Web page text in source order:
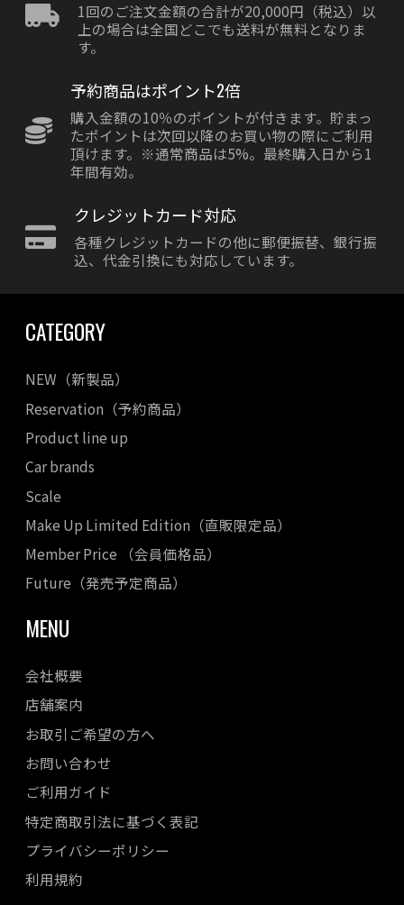
1回のご注文金額の合計が20,000円（税込）以
上の場合は全国どこでも送料が無料となりま
す。
予約商品はポイント2倍
購入金額の10％のポイントが付きます。貯まっ
たポイントは次回以降のお買い物の際にご利用
頂けます。※通常商品は5%。最終購入日から1
年間有効。
クレジットカード対応
各種クレジットカードの他に郵便振替、銀行振
込、代金引換にも対応しています。
CATEGORY
NEW（新製品）
Reservation（予約商品）
Product line up
Car brands
Scale
Make Up Limited Edition（直販限定品）
Member Price （会員価格品）
Future（発売予定商品）
MENU
会社概要
店舗案内
お取引ご希望の方へ
お問い合わせ
ご利用ガイド
特定商取引法に基づく表記
プライバシーポリシー
利用規約